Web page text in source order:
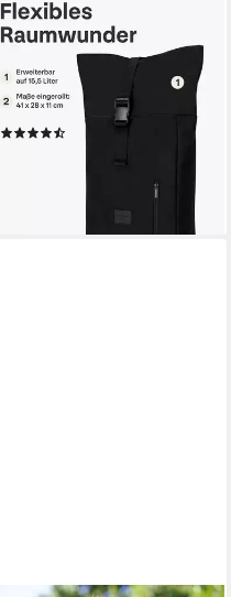
JOHNNY URBAN
Cityrucksack Robin Medium,
Rolltop Damen Herren,
Laptop Fach (1-tlg),
Wasserabweisend
lieferbar - in 2-3 Werktagen bei dir